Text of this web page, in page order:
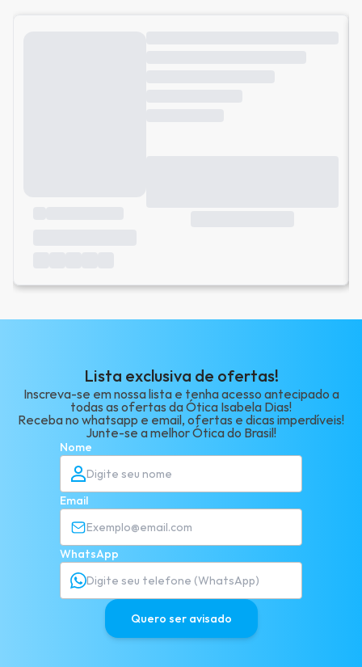
Lista exclusiva de ofertas!
Inscreva-se em nossa lista e tenha acesso antecipado a
todas as ofertas da Ótica Isabela Dias!
Receba no whatsapp e email, ofertas e dicas imperdíveis!
Junte-se a melhor Ótica do Brasil!
Nome
Email
WhatsApp
Quero ser avisado